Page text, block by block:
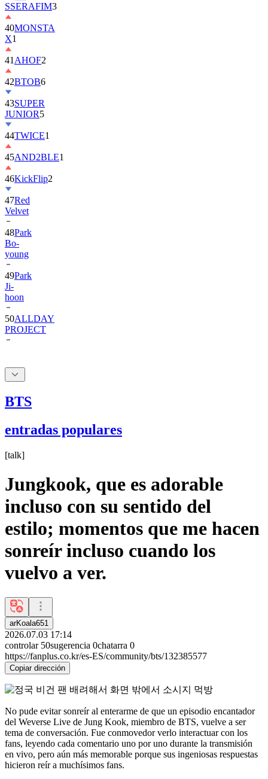
40MONSTA
X
41AHOF
42 BTOB6
43SUPER
JUNIOR
44TWICE
45AND2BLE
46KickFlip2
47Red
Velvet
48Park
Bo-
young
49Park
Ji-
hoon
50ALLDAY
PROJECT
BTS
entradas populares
[talk]
Jungkook, que es adorable
incluso con su sentido del
estilo; momentos que me hacen
sonreír incluso cuando los
vuelvo a ver.
arKoala651
2026.07.03 17:14
controlar 50sugerencia 0chatarra 0
https://fanplus.co.kr/es-ES/community/bts/132385577
Copiar dirección
No pude evitar sonreír al enterarme de que un episodio encantador
del Weverse Live de Jung Kook, miembro de BTS, vuelve a ser
tema de conversación. Fue conmovedor verlo interactuar con los
fans, leyendo cada comentario uno por uno durante la transmisión
en vivo, pero aún más memorable porque sus ingeniosas respuestas
hicieron reír a muchísimos fans.